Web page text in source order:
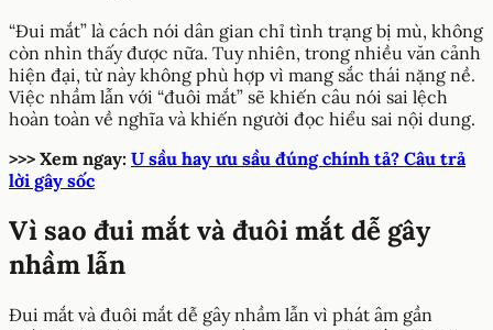
“Đui mắt” là cách nói dân gian chỉ tình trạng bị mù, không
còn nhìn thấy được nữa. Tuy nhiên, trong nhiều văn cảnh
hiện đại, từ này không phù hợp vì mang sắc thái nặng nề.
Việc nhầm lẫn với “đuôi mắt” sẽ khiến câu nói sai lệch
hoàn toàn về nghĩa và khiến người đọc hiểu sai nội dung.
>>> Xem ngay: U sầu hay ưu sầu đúng chính tả? Câu trả
lời gây sốc
Vì sao đui mắt và đuôi mắt dễ gây
nhầm lẫn
Đui mắt và đuôi mắt dễ gây nhầm lẫn vì phát âm gần